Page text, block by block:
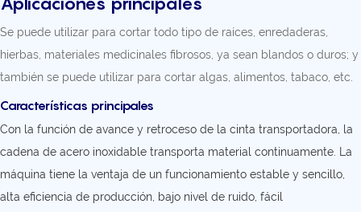
Se puede utilizar para cortar todo tipo de raíces, enredaderas,
hierbas, materiales medicinales fibrosos, ya sean blandos o duros; y
también se puede utilizar para cortar algas, alimentos, tabaco, etc.
Características principales
Con la función de avance y retroceso de la cinta transportadora, la
cadena de acero inoxidable transporta material continuamente. La
máquina tiene la ventaja de un funcionamiento estable y sencillo,
alta eficiencia de producción, bajo nivel de ruido, fácil